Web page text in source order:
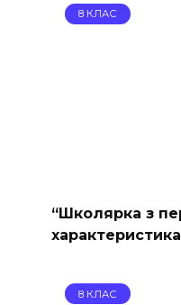
8 КЛАС
“Школярка з
8 КЛАС